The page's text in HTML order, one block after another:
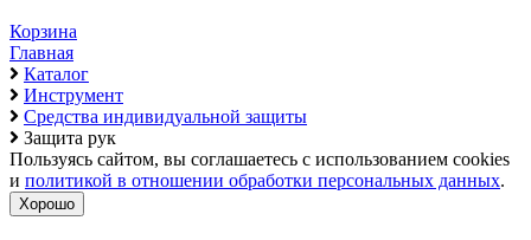
Корзина
Главная
Каталог
Инструмент
Средства индивидуальной защиты
Защита рук
Пользуясь сайтом, вы соглашаетесь с использованием cookies
и политикой в отношении обработки персональных данных.
Хорошо